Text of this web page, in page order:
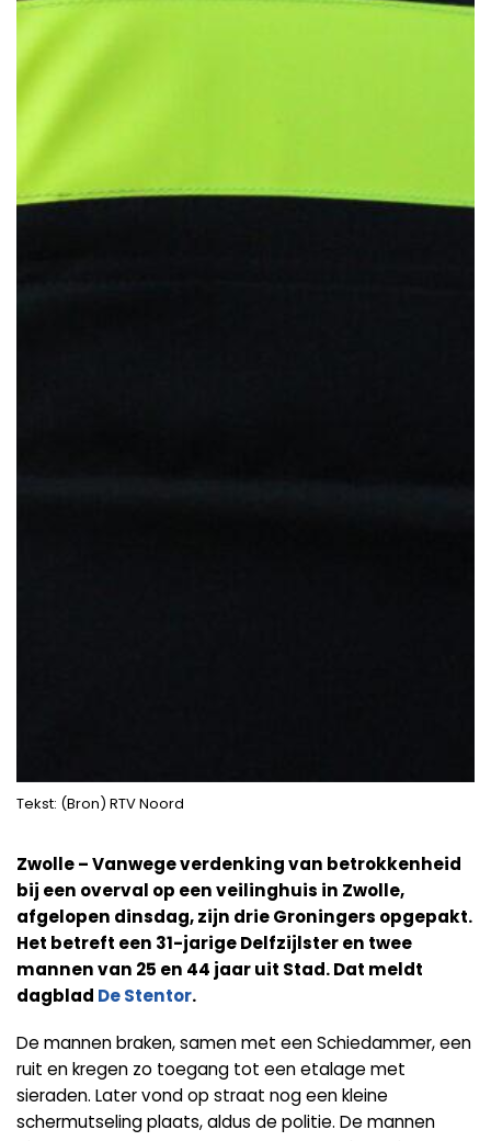
Tekst: (Bron) RTV Noord
Zwolle – Vanwege verdenking van betrokkenheid
bij een overval op een veilinghuis in Zwolle,
afgelopen dinsdag, zijn drie Groningers opgepakt.
Het betreft een 31-jarige Delfzijlster en twee
mannen van 25 en 44 jaar uit Stad. Dat meldt
dagblad De Stentor.
De mannen braken, samen met een Schiedammer, een
ruit en kregen zo toegang tot een etalage met
sieraden. Later vond op straat nog een kleine
schermutseling plaats, aldus de politie. De mannen